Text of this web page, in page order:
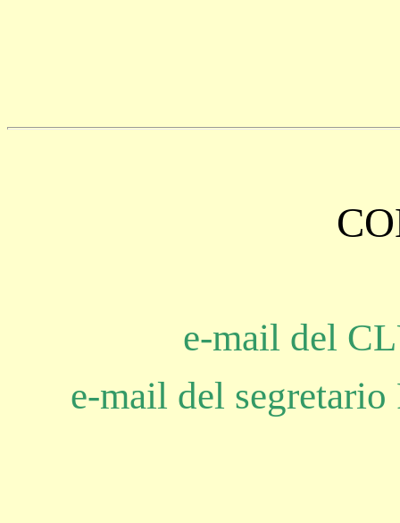
e-mail del
e-mail del